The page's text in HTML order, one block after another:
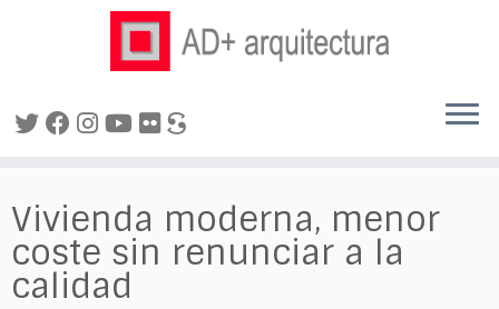
contenido
Vivienda moderna, menor
coste sin renunciar a la
calidad